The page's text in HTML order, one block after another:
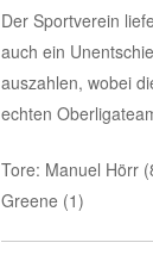
Der Sportverein
auch ein
auszahlen, wobei
echten
Tore: Manuel Hörr
Greene (1)